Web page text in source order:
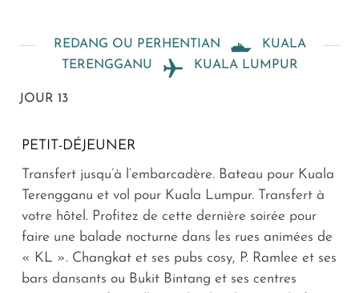
REDANG OU PERHENTIAN
KUALA
TERENGGANU
KUALA LUMPUR
JOUR 13
PETIT-DÉJEUNER
Transfert jusqu’à l’embarcadère. Bateau pour Kuala
Terengganu et vol pour Kuala Lumpur. Transfert à
votre hôtel. Profitez de cette dernière soirée pour
faire une balade nocturne dans les rues animées de
« KL ». Changkat et ses pubs cosy, P. Ramlee et ses
bars dansants ou Bukit Bintang et ses centres